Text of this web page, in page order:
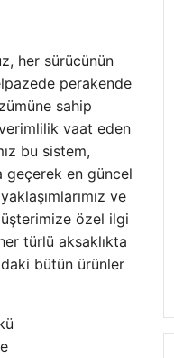
her sürücünün
perakende
sahip
vaat eden
bu sistem,
geçerek en güncel
ve
özel ilgi
türlü aksaklıkta
bütün ürünler